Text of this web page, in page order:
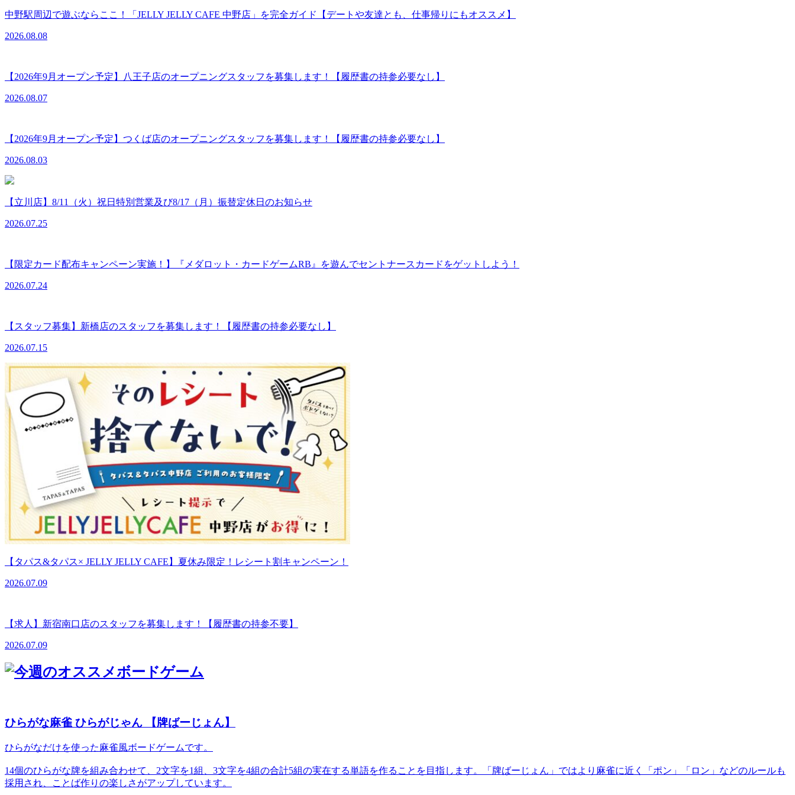
中野駅周辺で遊ぶならここ！「JELLY JELLY CAFE 中野店」を完全ガイド【デートや友達とも、仕事帰りにもオススメ】
2026.08.08
【2026年9月オープン予定】八王子店のオープニングスタッフを募集します！【履歴書の持参必要なし】
2026.08.07
【2026年9月オープン予定】つくば店のオープニングスタッフを募集します！【履歴書の持参必要なし】
2026.08.03
【立川店】8/11（火）祝日特別営業及び8/17（月）振替定休日のお知らせ
2026.07.25
【限定カード配布キャンペーン実施！】『メダロット・カードゲームRB』を遊んでセントナースカードをゲットしよう！
2026.07.24
【スタッフ募集】新橋店のスタッフを募集します！【履歴書の持参必要なし】
2026.07.15
【タパス&タパス× JELLY JELLY CAFE】夏休み限定！レシート割キャンペーン！
2026.07.09
【求人】新宿南口店のスタッフを募集します！【履歴書の持参不要】
2026.07.09
ひらがな麻雀 ひらがじゃん 【牌ばーじょん】
ひらがなだけを使った麻雀風ボードゲームです。
14個のひらがな牌を組み合わせて、2文字を1組、3文字を4組の合計5組の実在する単語を作ることを目指します。「牌ばーじょん」ではより麻雀に近く「ポン」「ロン」などのルールも
採用され、ことば作りの楽しさがアップしています。